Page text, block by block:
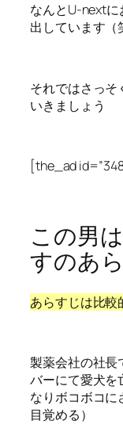
なんとU-nextに
出しています（
それではさっそ
いきましょう
[the_ad
この男
すのあ
あらすじは比較
製薬会社の社長
バーにて愛犬を
なりボコボコに
目覚める）